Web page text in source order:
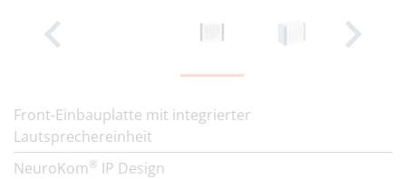
Front-Einbauplatte mit integrierter
Lautsprechereinheit
NeuroKom® IP Design